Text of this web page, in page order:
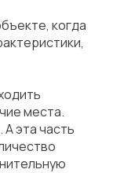
когда
места.
эта часть